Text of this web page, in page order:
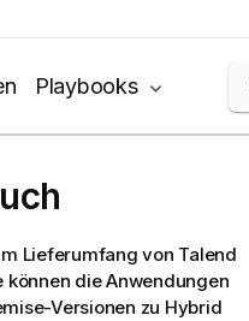
Playbooks
Lieferumfang von Talend
die Anwendungen
Versionen zu Hybrid